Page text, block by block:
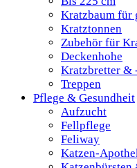
Kratzbaum für
Kratztonnen
Zubehör für
Deckenhohe
Kratzbretter &
Treppen
Pflege & Gesundheit
Aufzucht
Fellpflege
Feliway
Katzen-